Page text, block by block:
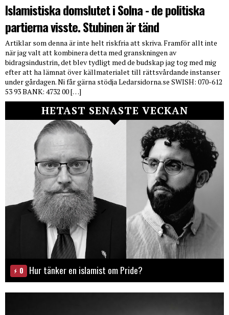
Islamistiska domslutet i Solna - de politiska
partierna visste. Stubinen är tänd
Artiklar som denna är inte helt riskfria att skriva. Framför allt inte
när jag valt att kombinera detta med granskningen av
bidragsindustrin, det blev tydligt med de budskap jag tog med mig
efter att ha lämnat över källmaterialet till rättsvårdande instanser
under gårdagen. Ni får gärna stödja Ledarsidorna.se SWISH: 070-612
53 93 BANK: 4732 00 […]
HETAST SENASTE VECKAN
0 Hur tänker en islamist om Pride?